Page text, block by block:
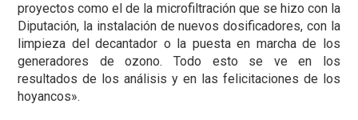
proyectos como el de la microfiltración que se hizo con la
Diputación, la instalación de nuevos dosificadores, con la
limpieza del decantador o la puesta en marcha de los
generadores de ozono. Todo esto se ve en los
resultados de los análisis y en las felicitaciones de los
hoyancos».